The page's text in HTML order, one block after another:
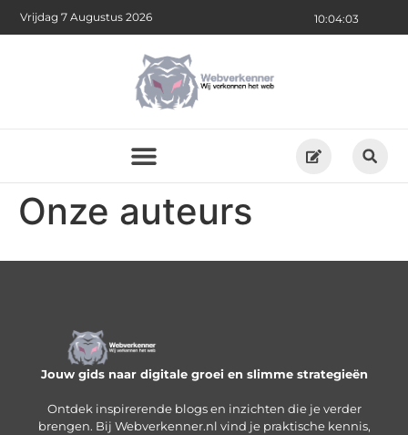
10:04:03
Vrijdag 7 Augustus 2026
Onze auteurs
Jouw gids naar digitale groei en slimme strategieën
Ontdek inspirerende blogs en inzichten die je verder
brengen. Bij Webverkenner.nl vind je praktische kennis,